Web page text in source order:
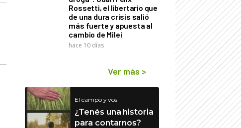
Rossetti, el libertario que
de una dura crisis salió
más fuerte y apuesta al
cambio de Milei
hace 10 días
Ver más >
El campo y vos
¿Tenés una historia
para contarnos?